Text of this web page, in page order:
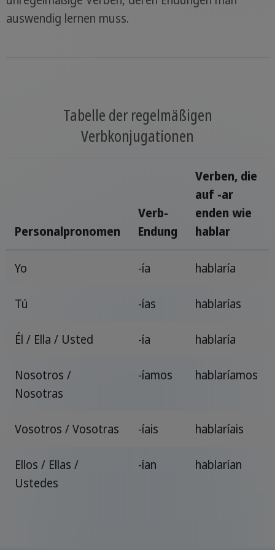
auswendig lernen muss.
Tabelle der regelmäßigen
Verbkonjugationen
Personalpronomen
Verb-
Endung
Verben, die
auf -ar
enden wie
hablar
Yo -ía hablaría
Tú -ías hablarías
Él / Ella / Usted -ía hablaría
Nosotros /
Nosotras
-íamos hablaríamos
Vosotros / Vosotras -íais hablaríais
Ellos / Ellas /
Ustedes
-ían hablarían